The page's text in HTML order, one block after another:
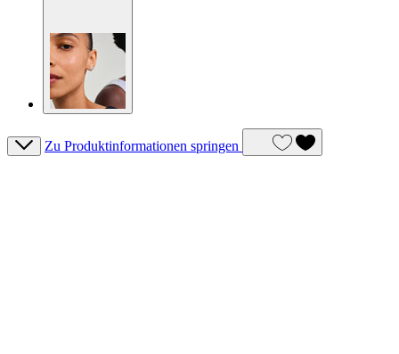
Zu Produktinformationen springen